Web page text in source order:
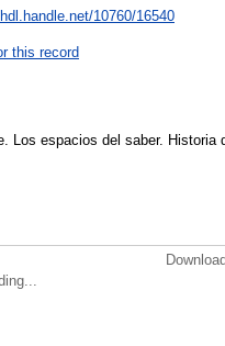
10760/16540
this record
Los espacios del saber.